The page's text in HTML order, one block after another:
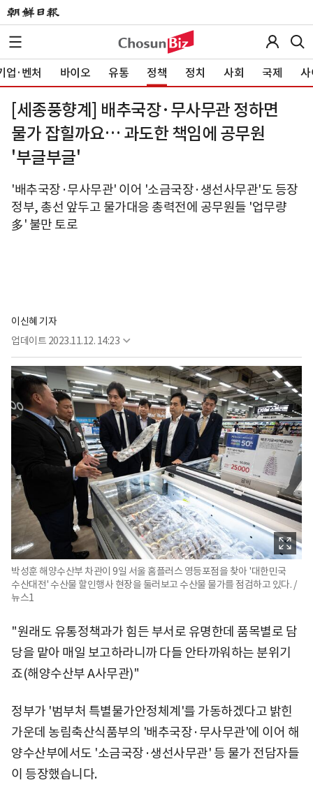
업·벤처 바이오 유통 정책 정치 사회 국제 사
[세종풍향계] 배추국장·무사무관 정하면
물가 잡힐까요… 과도한 책임에 공무원
'부글부글'
'배추국장·무사무관' 이어 '소금국장·생선사무관'도 등장
정부, 총선 앞두고 물가대응 총력전에 공무원들 '업무량
多' 불만 토로
이신혜 기자
업데이트 2023.11.12. 14:23
박성훈 해양수산부 차관이 9일 서울 홈플러스 영등포점을 찾아 '대한민국
수산대전' 수산물 할인행사 현장을 둘러보고 수산물 물가를 점검하고 있다. /
뉴스1
"원래도 유통정책과가 힘든 부서로 유명한데 품목별로 담
당을 맡아 매일 보고하라니까 다들 안타까워하는 분위기
죠(해양수산부 A사무관)"
정부가 '범부처 특별물가안정체계'를 가동하겠다고 밝힌
가운데 농림축산식품부의 '배추국장·무사무관'에 이어 해
양수산부에서도 '소금국장·생선사무관' 등 물가 전담자들
이 등장했습니다.